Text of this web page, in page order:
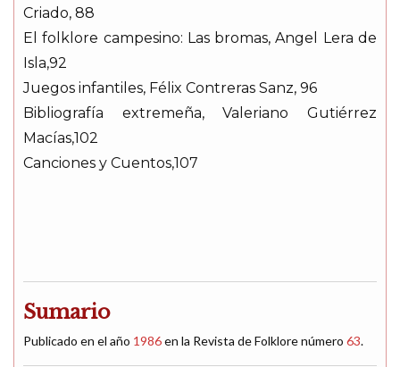
Criado, 88
El folklore campesino: Las bromas, Angel Lera de
Isla,92
Juegos infantiles, Félix Contreras Sanz, 96
Bibliografía extremeña, Valeriano Gutiérrez
Macías,102
Canciones y Cuentos,107
Sumario
Publicado en el año 1986en la Revista de Folklore número 63.